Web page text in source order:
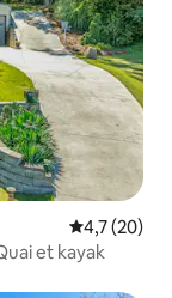
Évaluation
4,7 (20)
et kayak